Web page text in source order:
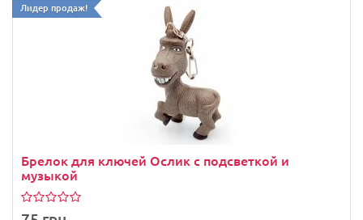
Лидер продаж!
Брелок для ключей Ослик с подсветкой и
музыкой